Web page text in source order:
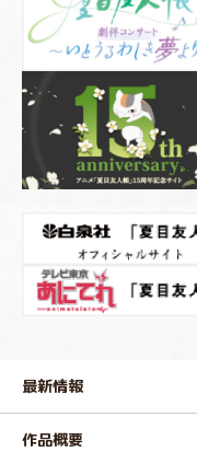
最新情報
作品概要